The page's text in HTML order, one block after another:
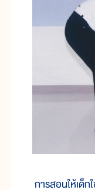
การสอนให้เด็ก